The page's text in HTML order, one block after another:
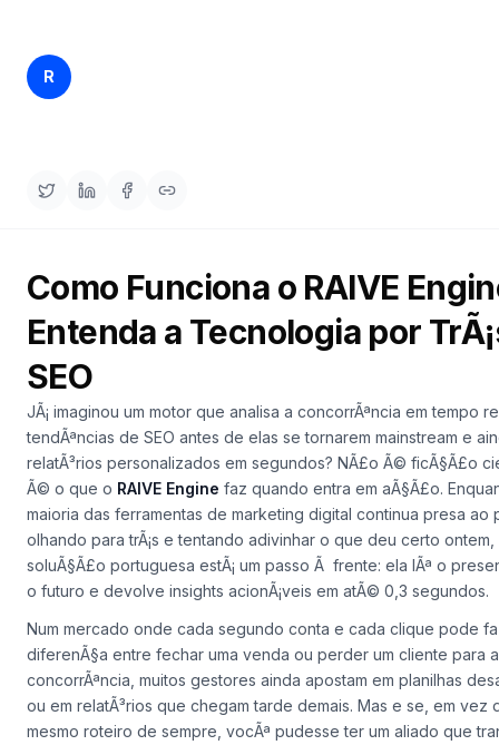
palavras-
chave
Integrações
ANALISAR
Relatórios
e análises
R
Como Funciona o RAIVE
Entenda a Tecnologia por
SEO
JÃ¡ imaginou um motor que analisa a concorrÃªncia em tempo
tendÃªncias de SEO antes de elas se tornarem mainstream e
relatÃ³rios personalizados em segundos? NÃ£o Ã© ficÃ§Ã£o
Ã© o que o RAIVE Engine faz quando entra em aÃ§Ã£o.
maioria das ferramentas de marketing digital continua presa ao
olhando para trÃ¡s e tentando adivinhar o que deu certo ontem,
soluÃ§Ã£o portuguesa estÃ¡ um passo Ã frente: ela lÃª o
o futuro e devolve insights acionÃ¡veis em atÃ© 0,3 segundos.
Num mercado onde cada segundo conta e cada clique pode
diferenÃ§a entre fechar uma venda ou perder um cliente para a
concorrÃªncia, muitos gestores ainda apostam em planilhas
ou em relatÃ³rios que chegam tarde demais. Mas e se, em vez
mesmo roteiro de sempre, vocÃª pudesse ter um aliado que